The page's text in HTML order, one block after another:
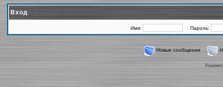
Вход
Имя: Пароль:
Новые сообщения